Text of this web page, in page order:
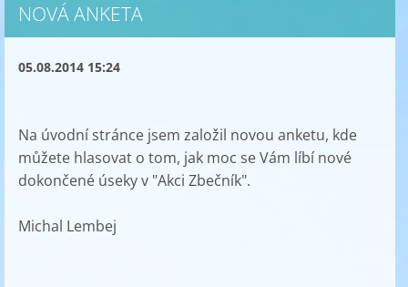
NOVÁ ANKETA
05.08.2014 15:24
Na úvodní stránce jsem založil novou anketu, kde
můžete hlasovat o tom, jak moc se Vám líbí nové
dokončené úseky v "Akci Zbečník".
Michal Lembej